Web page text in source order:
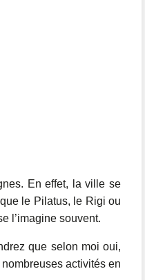
En effet, la ville se
le Pilatus, le Rigi ou
l’imagine souvent.
que selon moi oui,
nombreuses activités en